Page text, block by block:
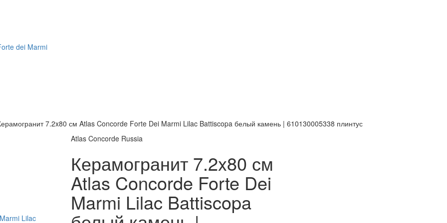
dei Marmi
7.2x80 см Atlas Concorde Forte Dei Marmi Lilac Battiscopa белый камень | 610130005338 плинтус
Atlas Concorde Russia
Керамогранит 7.2x80 см
Atlas Concorde Forte Dei
Marmi Lilac Battiscopa